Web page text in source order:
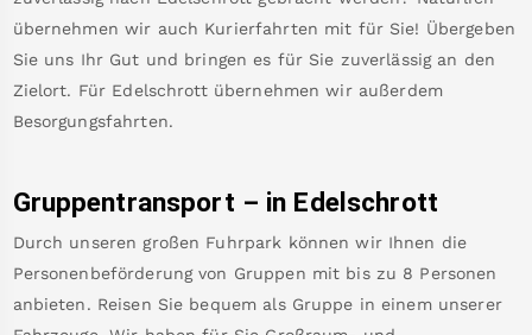
übernehmen wir auch Kurierfahrten mit für Sie! Übergeben
Sie uns Ihr Gut und bringen es für Sie zuverlässig an den
Zielort. Für Edelschrott übernehmen wir außerdem
Besorgungsfahrten.
Gruppentransport – in Edelschrott
Durch unseren großen Fuhrpark können wir Ihnen die
Personenbeförderung von Gruppen mit bis zu 8 Personen
anbieten. Reisen Sie bequem als Gruppe in einem unserer